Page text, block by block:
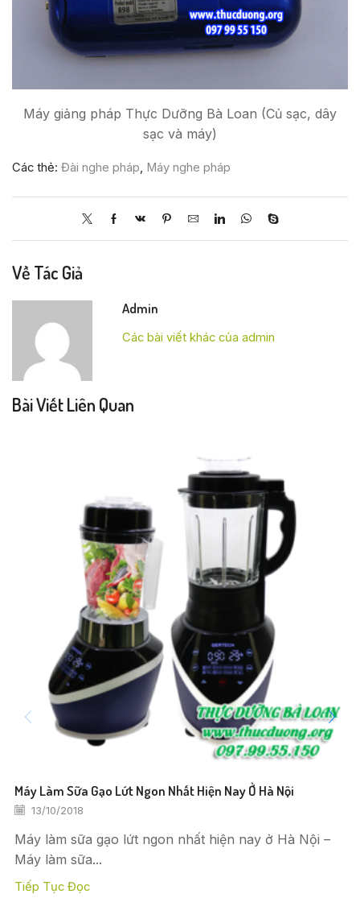
Máy giảng pháp Thực Dưỡng Bà Loan (Củ sạc, dây
sạc và máy)
Các thẻ: Đài nghe pháp, Máy nghe pháp
Về Tác Giả
Admin
Các bài viết khác của admin
Bài Viết Liên Quan
Máy Làm Sữa Gạo Lứt Ngon Nhất Hiện Nay Ở Hà Nội
13/10/2018
Máy làm sữa gạo lứt ngon nhất hiện nay ở Hà Nội –
Máy làm sữa...
Tiếp Tục Đọc